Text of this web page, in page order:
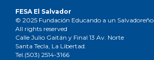
FESA El Salvador
© 2025 Fundación Educando a un Salvadoreño
All rights reserved
Calle Julio Gaitán y Final 13 Av. Norte
Santa Tecla, La Libertad.
Tel.(503) 2514-3166